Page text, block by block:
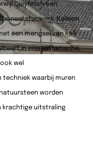
Clayfinish een
stucwerk. Kaleien
een mengsel van kalk
in een esthetische,
wel
waarbij muren
worden
krachtige uitstraling